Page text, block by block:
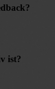
ist?